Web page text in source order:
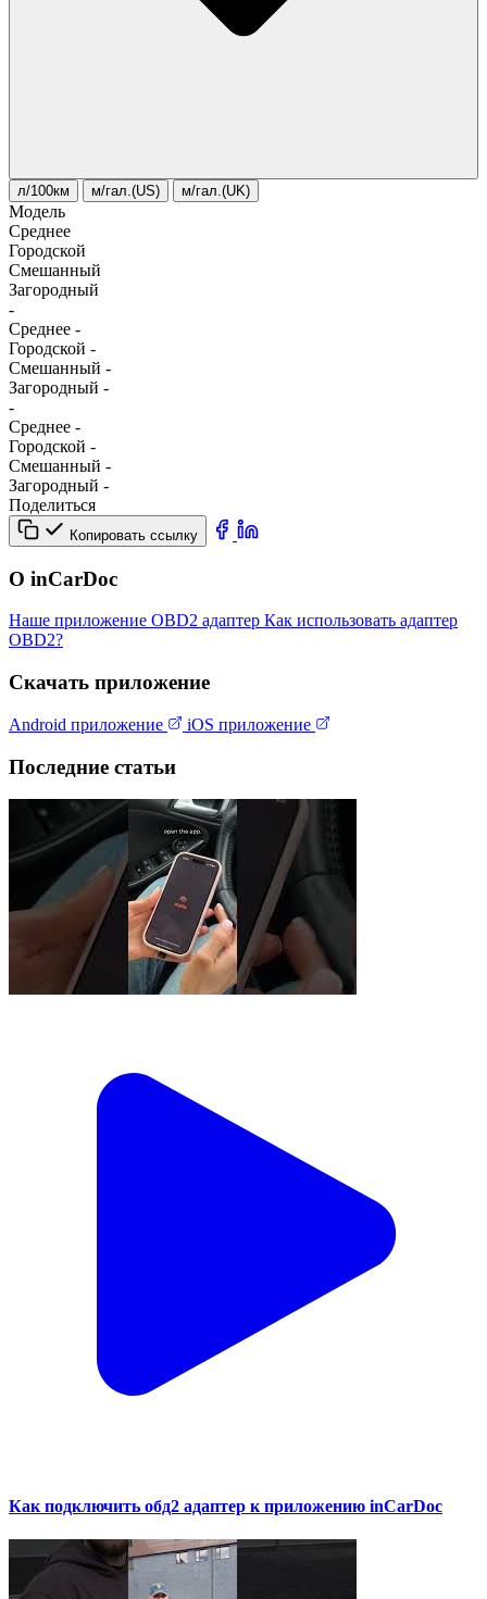
л/100км м/гал.(US) м/гал.(UK)
Модель
Среднее
Городской
Смешанный
Загородный
-
Среднее -
Городской -
Смешанный -
Загородный -
-
Среднее -
Городской -
Смешанный -
Загородный -
Поделиться
Копировать ссылку
О inCarDoc
Наше приложение OBD2 адаптер Как использовать адаптер
OBD2?
Скачать приложение
Android приложение iOS приложение
Последние статьи
Как подключить обд2 адаптер к приложению inCarDoc